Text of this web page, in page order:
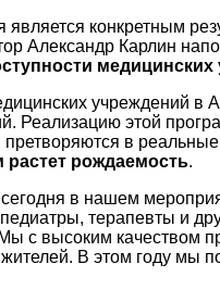
является конкретным
Александр Карлин
медицинских
учреждений в
Реализацию этой
в
растет рождаемость.
в нашем
терапевты и
с высоким качеством
В этом году